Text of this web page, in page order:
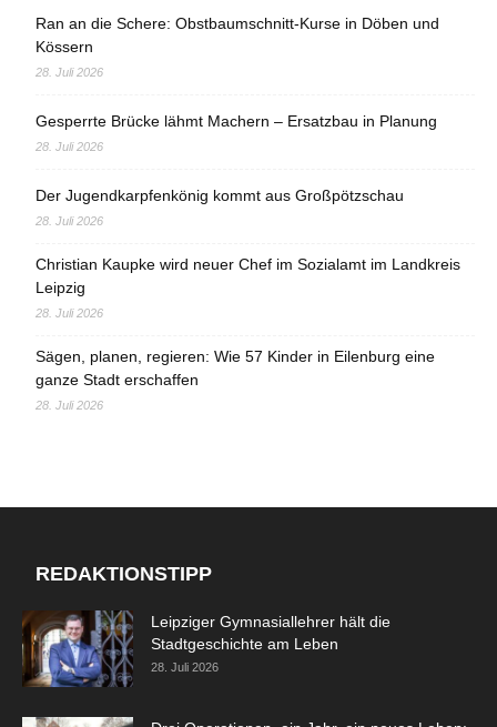
Ran an die Schere: Obstbaumschnitt-Kurse in Döben und
Kössern
28. Juli 2026
Gesperrte Brücke lähmt Machern – Ersatzbau in Planung
28. Juli 2026
Der Jugendkarpfenkönig kommt aus Großpötzschau
28. Juli 2026
Christian Kaupke wird neuer Chef im Sozialamt im Landkreis
Leipzig
28. Juli 2026
Sägen, planen, regieren: Wie 57 Kinder in Eilenburg eine
ganze Stadt erschaffen
28. Juli 2026
REDAKTIONSTIPP
Leipziger Gymnasiallehrer hält die
Stadtgeschichte am Leben
28. Juli 2026